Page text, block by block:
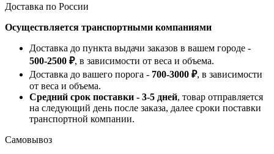
Доставка по России
Осуществляется транспортными компаниями
Доставка до пункта выдачи заказов в вашем городе -
500-2500 ₽, в зависимости от веса и объема.
Доставка до вашего порога - 700-3000 ₽, в зависимости
от веса и объема.
Средний срок поставки - 3-5 дней, товар отправляется
на следующий день после заказа, далее сроки поставки
транспортной компании.
Самовывоз